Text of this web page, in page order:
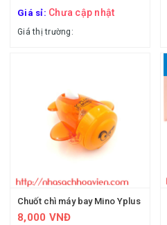
Giá sỉ: Chưa cập nhật
Giá thị trường:
Chuốt chì máy bay Mino Yplus
8,000 VNĐ